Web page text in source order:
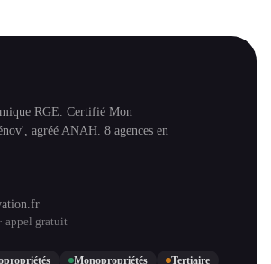
RGE. Certifié Mon
agréé ANAH. 8 agences en
appel gratuit
Monopropriétés Tertiaire